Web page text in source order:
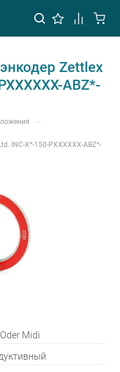
Zettlex
ABZ*-
—
INC-X*-150-PXXXXXX-ABZ*-
Midi